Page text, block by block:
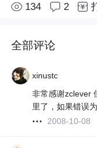
134 2
全部评论
xinustc
非常感谢zclever
里了，如果错误
2008-10-08